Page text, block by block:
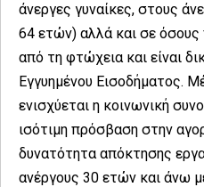
άνεργες γυναίκες, στους
64 ετών) αλλά και σε όσους
από τη φτώχεια και είναι
Εγγυημένου Εισοδήματος.
ενισχύεται η κοινωνική
ισότιμη πρόσβαση στην
δυνατότητα απόκτησης
ανέργους 30 ετών και άνω